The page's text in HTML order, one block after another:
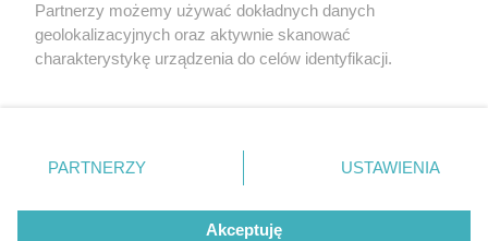
Partnerzy możemy używać dokładnych danych
geolokalizacyjnych oraz aktywnie skanować
charakterystykę urządzenia do celów identyfikacji.
zmienić/wycofać klikając przycisk ustawień prywatności
znajdujący się w lewym dolnym rogu strony
rodzaje przetwarzania danych nie wymagają zgody
użytkownika, ale masz prawo sprzeciwić się takiemu
PARTNERZY USTAWIENIA
Akceptuję